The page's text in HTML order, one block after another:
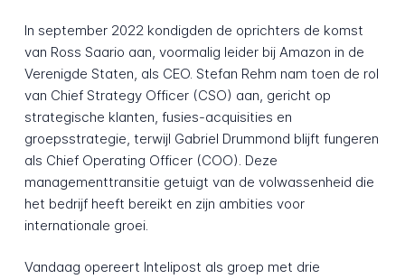
In september 2022 kondigden de oprichters de komst
van Ross Saario aan, voormalig leider bij Amazon in de
Verenigde Staten, als CEO. Stefan Rehm nam toen de rol
van Chief Strategy Officer (CSO) aan, gericht op
strategische klanten, fusies-acquisities en
groepsstrategie, terwijl Gabriel Drummond blijft fungeren
als Chief Operating Officer (COO). Deze
managementtransitie getuigt van de volwassenheid die
het bedrijf heeft bereikt en zijn ambities voor
internationale groei.
Vandaag opereert Intelipost als groep met drie